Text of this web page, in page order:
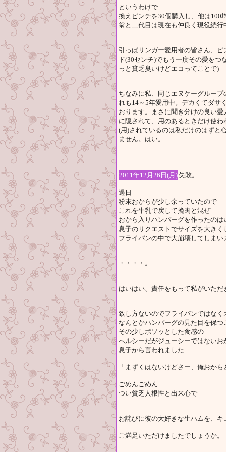
というわけで
換えピンチを30個購入し、他は100
翁と二代目は現在も仲良く現役続行
引っぱリンガー愛用者の皆さん、
ド(30センチ)でもう一度その愛を
っと貧乏臭いけどエコってことで)
ちなみに私、同じエヌケーグルー
れも14～5年愛用中。デカくてダサ
おります。まさに聞き分けの良い
に隠されて、用のあるときだけ使
(用)されているのは私だけのはずと
ません。はい。
2011年12月26日(月) 失敗。
過日
粉末おからが少し余っていたので
これを牛乳で戻して挽肉と混ぜ
おから入りハンバーグを作ったのは
息子のリクエストでサイズを大きく
フライパンの中で大崩壊してしまい
・・・・。
はいはい、責任をもって私がいた
致し方ないのでフライパンではなく
なんとかハンバーグの見た目を保
その少しボソッとした食感の
ヘルシーだがジューシーではない
息子から言われました
「まずくはないけどさー、俺おか
ごめんごめん
つい貧乏人根性と出来心で
お詫びに彼の大好きな生ハムを、
ご満足いただけましたでしょうか。